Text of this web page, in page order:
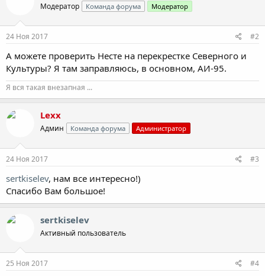
Модератор Команда форума Модератор
24 Ноя 2017 #2
А можете проверить Несте на перекрестке Северного и
Культуры? Я там заправляюсь, в основном, АИ-95.
Я вся такая внезапная ...
Lexx
Админ Команда форума Администратор
24 Ноя 2017 #3
sertkiselev, нам все интересно!)
Спасибо Вам большое!
sertkiselev
Активный пользователь
25 Ноя 2017 #4